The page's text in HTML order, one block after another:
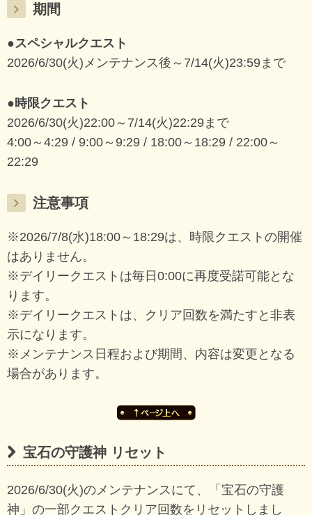
期間
●スペシャルクエスト
2026/6/30(火)メンテナンス後～7/14(火)23:59まで
●時限クエスト
2026/6/30(火)22:00～7/14(火)22:29まで
4:00～4:29 / 9:00～9:29 / 18:00～18:29 / 22:00～
22:29
注意事項
※2026/7/8(水)18:00～18:29は、時限クエストの開催
はありません。
※デイリークエストは毎日0:00に再度受諾可能とな
ります。
※デイリークエストは、クリア回数を満たすと非表
示になります。
※メンテナンス日程および期間、内容は変更となる
場合があります。
宝石の守護神 リセット
2026/6/30(火)のメンテナンスにて、「宝石の守護
神」の一部クエストクリア回数をリセットしまし